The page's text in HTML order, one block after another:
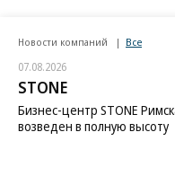
Новости компаний Все
07.08.2026
STONE
Бизнес-центр STONE
возведен в полную высоту